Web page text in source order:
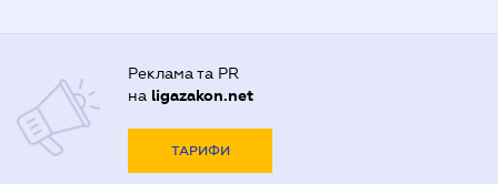
Реклама та PR
на ligazakon.net
ТАРИФИ